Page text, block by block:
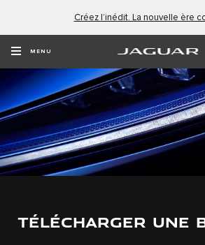
Créez l’inédit. La nouvelle ère
MENU
TÉLÉCHARGER UNE